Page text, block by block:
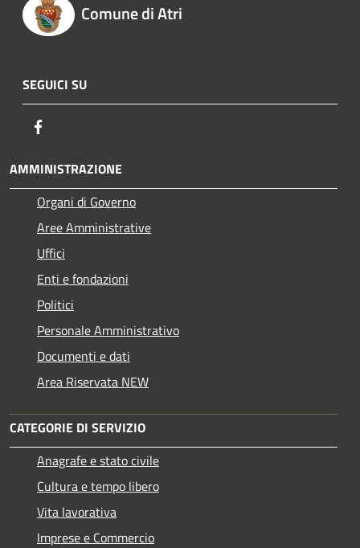
Comune di Atri
SEGUICI SU
AMMINISTRAZIONE
Organi di Governo
Aree Amministrative
Uffici
Enti e fondazioni
Politici
Personale Amministrativo
Documenti e dati
Area Riservata NEW
CATEGORIE DI SERVIZIO
Anagrafe e stato civile
Cultura e tempo libero
Vita lavorativa
Imprese e Commercio